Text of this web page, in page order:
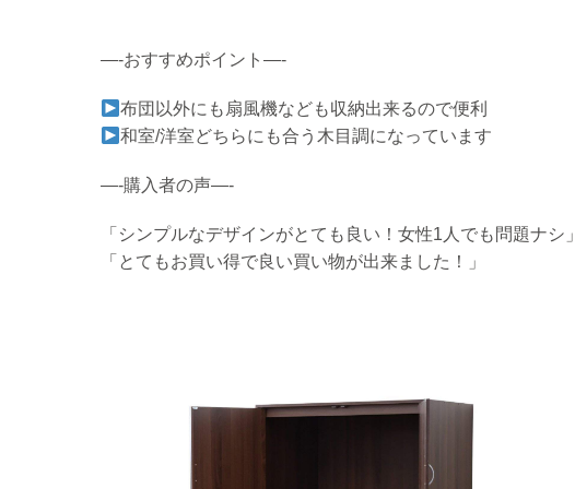
—-おすすめポイント—-
布団以外にも扇風機なども収納出来るので便利
和室/洋室どちらにも合う木目調になっています
—-購入者の声—-
「シンプルなデザインがとても良い！女性1人でも問題ナシ」
「とてもお買い得で良い買い物が出来ました！」